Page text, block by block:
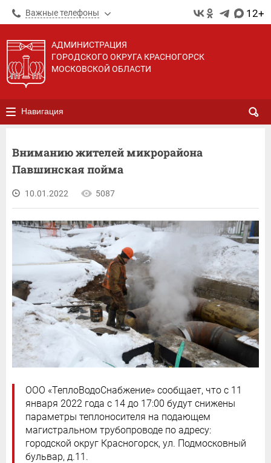
Важные телефоны 12+
АДМИНИСТРАЦИЯ
ГОРОДСКОГО ОКРУГА КРАСНОГОРСК
МОСКОВСКОЙ ОБЛАСТИ
Навигация
Вниманию жителей микрорайона
Павшинская пойма
10.01.2022 5087
ООО «ТеплоВодоСнабжение» сообщает, что с 11
января 2022 года с 14 до 17:00 будут снижены
параметры теплоносителя на подающем
магистральном трубопроводе по адресу:
городской округ Красногорск, ул. Подмосковный
бульвар, д.11.